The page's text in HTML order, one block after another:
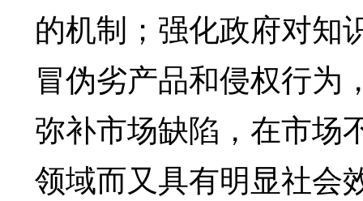
的机制；强化政府对知
冒伪劣产品和侵权行为
弥补市场缺陷，在市场
领域而又具有明显社会